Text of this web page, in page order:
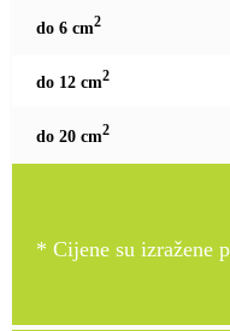
do 6 cm2
do 12 cm2
do 20 cm2
* Cijene su izražene